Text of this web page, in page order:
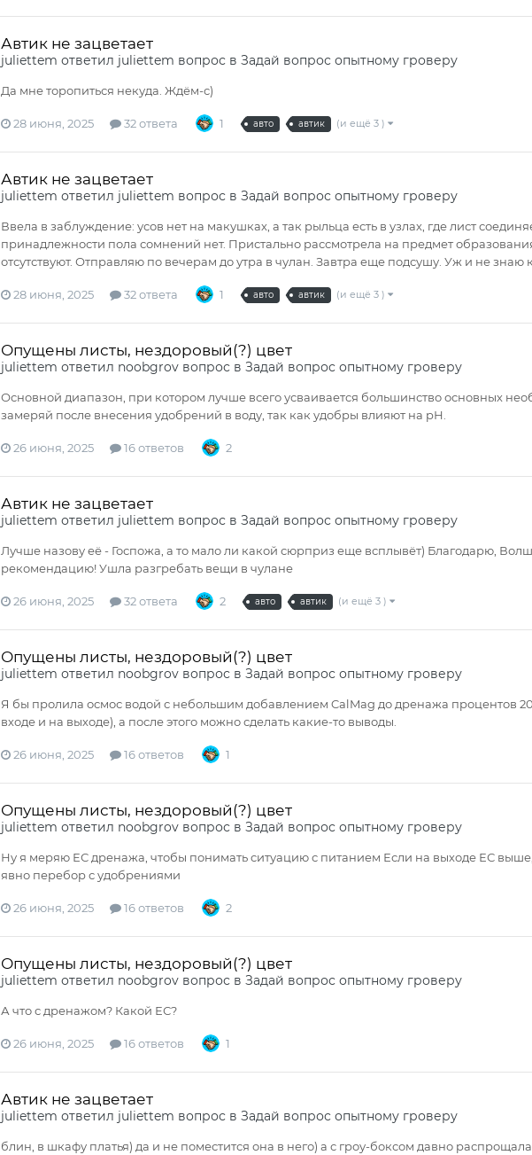
Автик не зацветает
juliettem ответил juliettem вопрос в Задай вопрос опытному гроверу
Да мне торопиться некуда. Ждём-с)
28 июня, 2025 32 ответа 1 авто автик (и ещё 3 )
Автик не зацветает
juliettem ответил juliettem вопрос в Задай вопрос опытному гроверу
Ввела в заблуждение: усов нет на макушках, а так рыльца есть в узлах, где лист
принадлежности пола сомнений нет. Пристально рассмотрела на предмет
отсутствуют. Отправляю по вечерам до утра в чулан. Завтра еще подсушу. Уж и не знаю
28 июня, 2025 32 ответа 1 авто автик (и ещё 3 )
Опущены листы, нездоровый(?) цвет
juliettem ответил noobgrovвопрос в Задай вопрос опытному гроверу
Основной диапазон, при котором лучше всего усваивается большинство основных
замеряй после внесения удобрений в воду, так как удобры влияют на рН.
26 июня, 2025 16 ответов 2
Автик не зацветает
juliettem ответил juliettem вопрос в Задай вопрос опытному гроверу
Лучше назову её - Госпожа, а то мало ли какой сюрприз еще всплывёт) Благодарю,
рекомендацию! Ушла разгребать вещи в чулане
26 июня, 2025 32 ответа 2 авто автик (и ещё 3 )
Опущены листы, нездоровый(?) цвет
juliettem ответил noobgrovвопрос в Задай вопрос опытному гроверу
Я бы пролила осмос водой с небольшим добавлением CalMag до дренажа процентов
входе и на выходе), а после этого можно сделать какие-то выводы.
26 июня, 2025 16 ответов 1
Опущены листы, нездоровый(?) цвет
juliettem ответил noobgrovвопрос в Задай вопрос опытному гроверу
Ну я меряю ЕС дренажа, чтобы понимать ситуацию с питанием Если на выходе ЕС
явно перебор с удобрениями
26 июня, 2025 16 ответов 2
Опущены листы, нездоровый(?) цвет
juliettem ответил noobgrovвопрос в Задай вопрос опытному гроверу
А что с дренажом? Какой ЕС?
26 июня, 2025 16 ответов 1
Автик не зацветает
juliettem ответил juliettem вопрос в Задай вопрос опытному гроверу
блин, в шкафу платья) да и не поместится она в него) а с гроу-боксом давно